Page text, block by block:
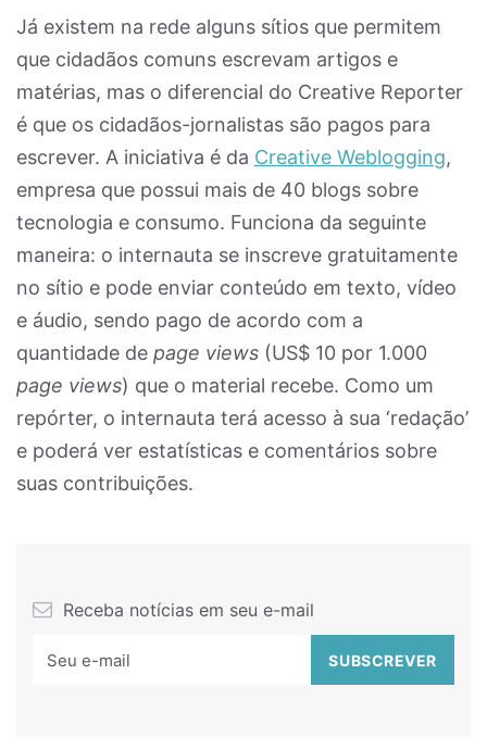
Já existem na rede alguns sítios que permitem
que cidadãos comuns escrevam artigos e
matérias, mas o diferencial do Creative Reporter
é que os cidadãos-jornalistas são pagos para
escrever. A iniciativa é da Creative Weblogging,
empresa que possui mais de 40 blogs sobre
tecnologia e consumo. Funciona da seguinte
maneira: o internauta se inscreve gratuitamente
no sítio e pode enviar conteúdo em texto, vídeo
e áudio, sendo pago de acordo com a
quantidade de page views (US$ 10 por 1.000
page views) que o material recebe. Como um
repórter, o internauta terá acesso à sua ‘redação’
e poderá ver estatísticas e comentários sobre
suas contribuições.
Receba notícias em seu e-mail